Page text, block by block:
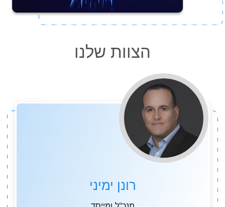
הצוות שלנו
רונן ימיני